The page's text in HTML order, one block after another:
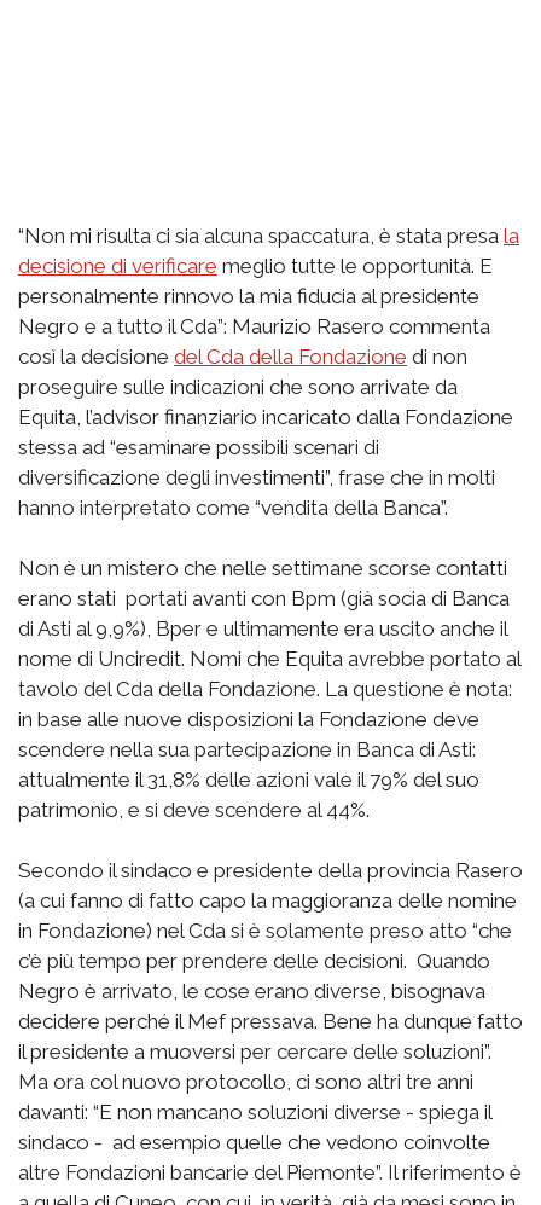
“Non mi risulta ci sia alcuna spaccatura, è stata presa la
decisione di verificare meglio tutte le opportunità. E
personalmente rinnovo la mia fiducia al presidente
Negro e a tutto il Cda”: Maurizio Rasero commenta
così la decisione del Cda della Fondazione di non
proseguire sulle indicazioni che sono arrivate da
Equita, l’advisor finanziario incaricato dalla Fondazione
stessa ad “esaminare possibili scenari di
diversificazione degli investimenti”, frase che in molti
hanno interpretato come “vendita della Banca”.
Non è un mistero che nelle settimane scorse contatti
erano stati portati avanti con Bpm (già socia di Banca
di Asti al 9,9%), Bper e ultimamente era uscito anche il
nome di Unciredit. Nomi che Equita avrebbe portato al
tavolo del Cda della Fondazione. La questione è nota:
in base alle nuove disposizioni la Fondazione deve
scendere nella sua partecipazione in Banca di Asti:
attualmente il 31,8% delle azioni vale il 79% del suo
patrimonio, e si deve scendere al 44%.
Secondo il sindaco e presidente della provincia Rasero
(a cui fanno di fatto capo la maggioranza delle nomine
in Fondazione) nel Cda si è solamente preso atto “che
c’è più tempo per prendere delle decisioni. Quando
Negro è arrivato, le cose erano diverse, bisognava
decidere perché il Mef pressava. Bene ha dunque fatto
il presidente a muoversi per cercare delle soluzioni”.
Ma ora col nuovo protocollo, ci sono altri tre anni
davanti: “E non mancano soluzioni diverse - spiega il
sindaco - ad esempio quelle che vedono coinvolte
altre Fondazioni bancarie del Piemonte”. Il riferimento è